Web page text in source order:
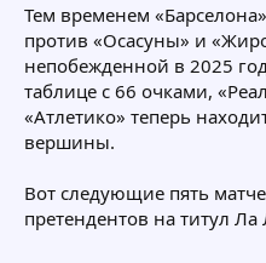
Тем временем
против «Осасуны» и
непобежденной в 2025
таблице с 66 очками,
«Атлетико» теперь
вершины.
Вот следующие пять
претендентов на титул Ла